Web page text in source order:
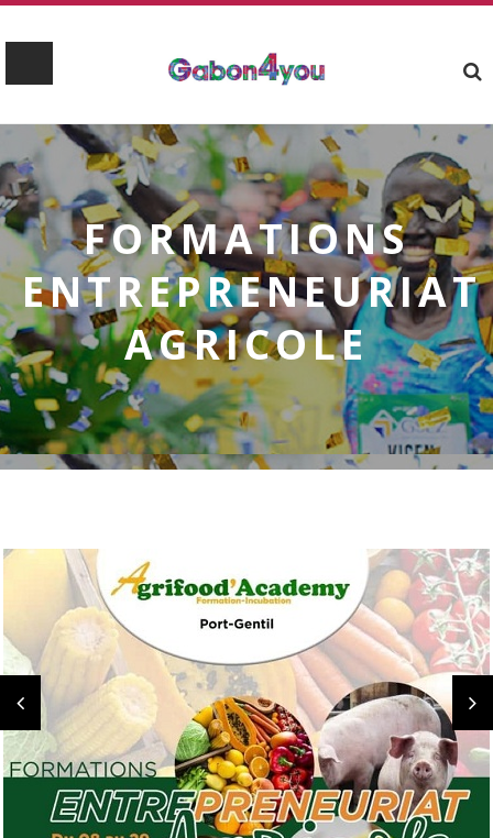
FORMATIONS
ENTREPRENEURIAT
AGRICOLE